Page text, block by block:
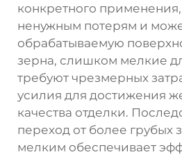
конкретного
ненужным потерям и
обрабатываемую
зерна, слишком мелкие
требуют чрезмерных
усилия для достижения
качества отделки.
переход от более грубых
мелким обеспечивает